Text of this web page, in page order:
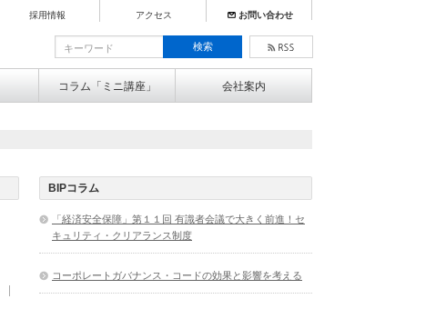
採用情報 アクセス お問い合わせ
コラム「ミニ講座」 会社案内
BIPコラム
「経済安全保障」第１１回 有識者会議で大きく前進！セ
キュリティ・クリアランス制度
コーポレートガバナンス・コードの効果と影響を考える